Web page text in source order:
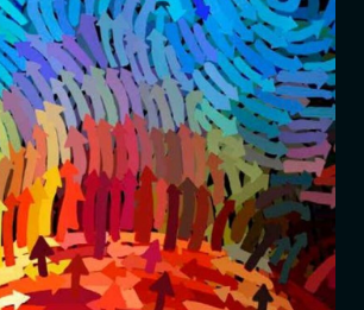
Notícias
Entrar